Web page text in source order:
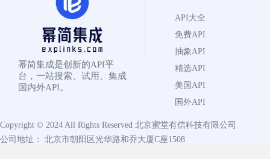
幂简集成是创新的API平
台，一站搜索、试用、集成
国内外API。
API大全
免费API
抽象API
精选API
美国API
国外API
Copyright © 2024 All Rights Reserved 北京蜜堂有信科技有限公司
公司地址： 北京市朝阳区光华路和乔大厦C座1508